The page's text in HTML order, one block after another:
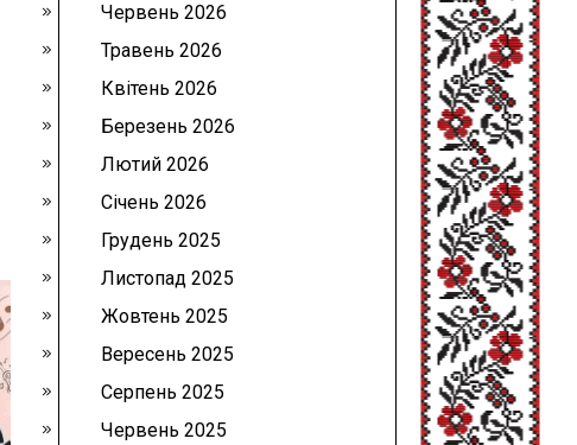
Червень 2026
Травень 2026
Квітень 2026
Березень 2026
Лютий 2026
Січень 2026
Грудень 2025
Листопад 2025
Жовтень 2025
Вересень 2025
Серпень 2025
Червень 2025